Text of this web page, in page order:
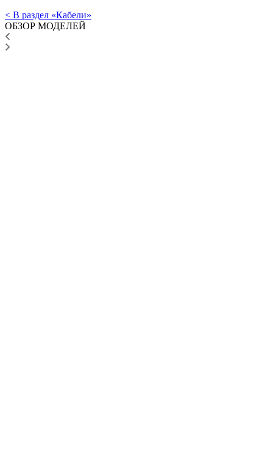
< В раздел «Кабели»
ОБЗОР МОДЕЛЕЙ